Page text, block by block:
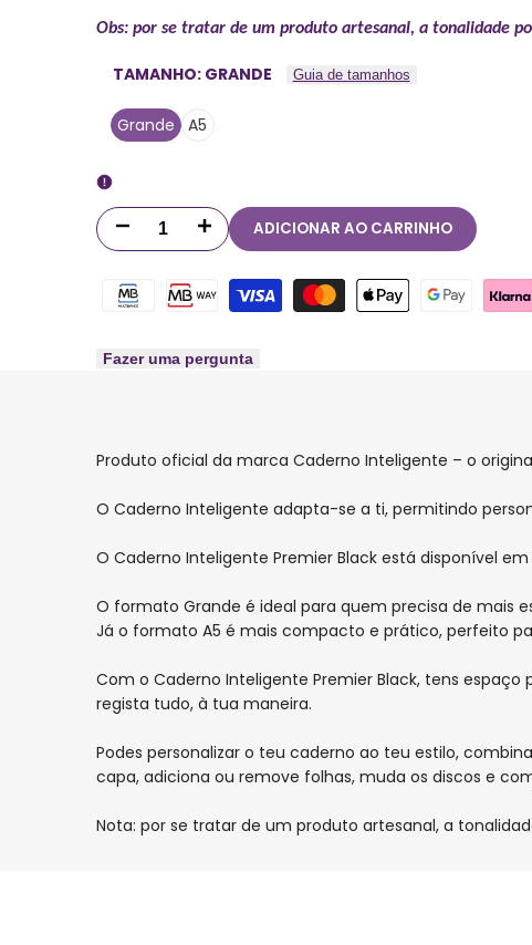
Obs: por se tratar de um produto artesanal, a tonalidade
TAMANHO: GRANDE Guia de tamanhos
Grande A5
Diminuir
para
Caderno
Aumentar
Caderno
ADICIONAR AO CARRINHO
Fazer uma pergunta
Produto oficial da marca Caderno Inteligente – o
O Caderno Inteligente adapta-se a ti, permitindo
O Caderno Inteligente Premier Black está disponível
O formato Grande é ideal para quem precisa de mais
Já o formato A5 é mais compacto e prático, perfeito
Com o Caderno Inteligente Premier Black, tens
regista tudo, à tua maneira.
Podes personalizar o teu caderno ao teu estilo,
capa, adiciona ou remove folhas, muda os discos e
Nota: por se tratar de um produto artesanal, a